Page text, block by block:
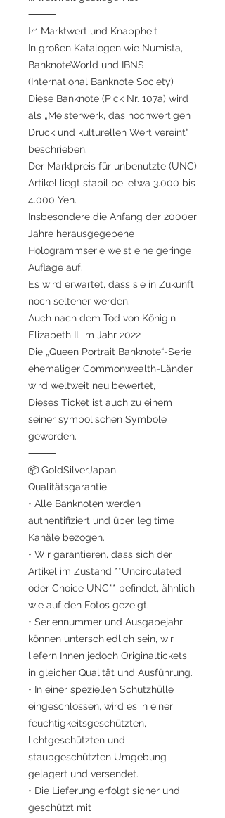
⸻
📈 Marktwert und Knappheit
In großen Katalogen wie Numista,
BanknoteWorld und IBNS
(International Banknote Society)
Diese Banknote (Pick Nr. 107a) wird
als „Meisterwerk, das hochwertigen
Druck und kulturellen Wert vereint“
beschrieben.
Der Marktpreis für unbenutzte (UNC)
Artikel liegt stabil bei etwa 3.000 bis
4.000 Yen.
Insbesondere die Anfang der 2000er
Jahre herausgegebene
Hologrammserie weist eine geringe
Auflage auf.
Es wird erwartet, dass sie in Zukunft
noch seltener werden.
Auch nach dem Tod von Königin
Elizabeth II. im Jahr 2022
Die „Queen Portrait Banknote“-Serie
ehemaliger Commonwealth-Länder
wird weltweit neu bewertet,
Dieses Ticket ist auch zu einem
seiner symbolischen Symbole
geworden.
⸻
📦 GoldSilverJapan
Qualitätsgarantie
• Alle Banknoten werden
authentifiziert und über legitime
Kanäle bezogen.
• Wir garantieren, dass sich der
Artikel im Zustand **Uncirculated
oder Choice UNC** befindet, ähnlich
wie auf den Fotos gezeigt.
• Seriennummer und Ausgabejahr
können unterschiedlich sein, wir
liefern Ihnen jedoch Originaltickets
in gleicher Qualität und Ausführung.
• In einer speziellen Schutzhülle
eingeschlossen, wird es in einer
feuchtigkeitsgeschützten,
lichtgeschützten und
staubgeschützten Umgebung
gelagert und versendet.
• Die Lieferung erfolgt sicher und
geschützt mit